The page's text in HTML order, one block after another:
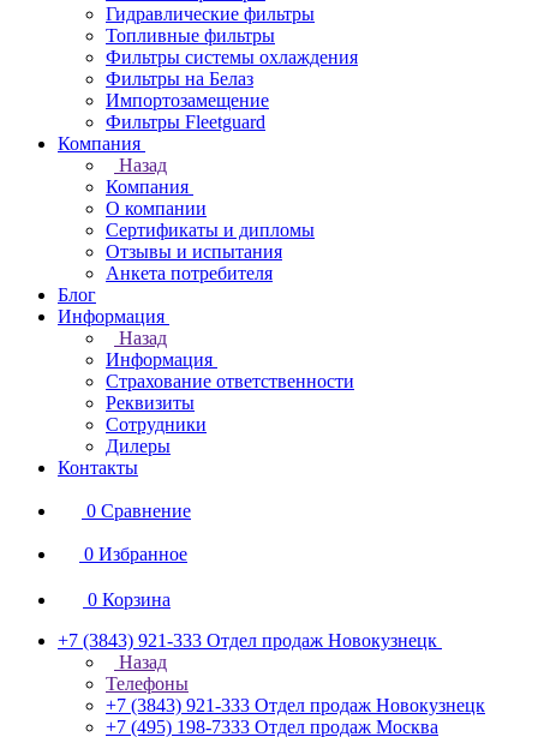
Гидравлические фильтры
Топливные фильтры
Фильтры системы охлаждения
Фильтры на Белаз
Импортозамещение
Фильтры Fleetguard
Компания
Назад
Компания
О компании
Сертификаты и дипломы
Отзывы и испытания
Анкета потребителя
Блог
Информация
Назад
Информация
Страхование ответственности
Реквизиты
Сотрудники
Дилеры
Контакты
0 Сравнение
0 Избранное
0 Корзина
+7 (3843) 921-333 Отдел продаж Новокузнецк
Назад
Телефоны
+7 (3843) 921-333 Отдел продаж Новокузнецк
+7 (495) 198-7333 Отдел продаж Москва